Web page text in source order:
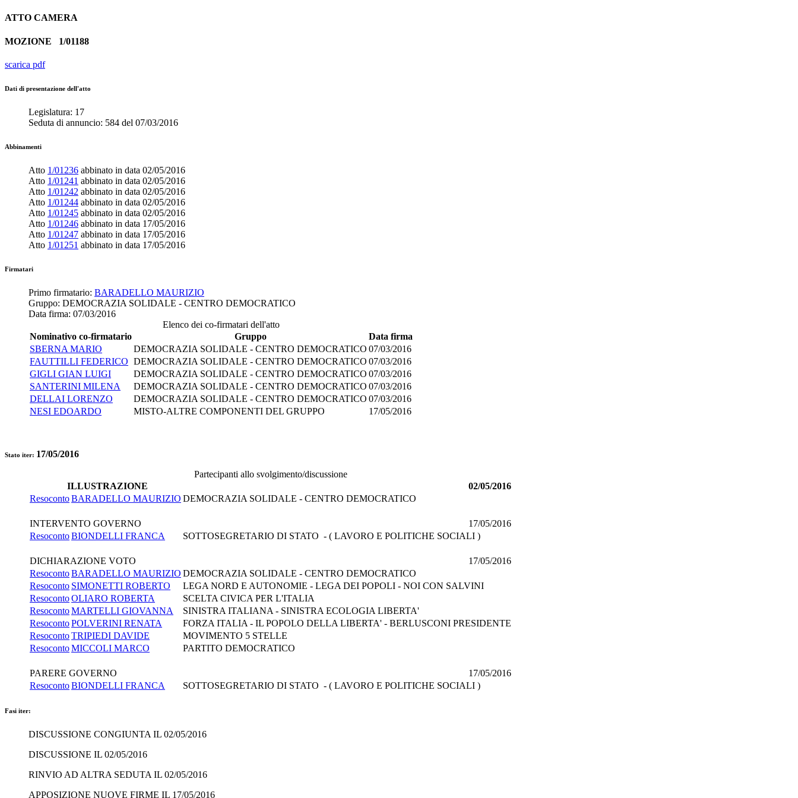
ATTO CAMERA
MOZIONE 1/01188
scarica pdf
Dati di presentazione dell'atto
Legislatura: 17
Seduta di annuncio: 584 del 07/03/2016
Abbinamenti
Atto 1/01236 abbinato in data 02/05/2016
Atto 1/01241 abbinato in data 02/05/2016
Atto 1/01242 abbinato in data 02/05/2016
Atto 1/01244 abbinato in data 02/05/2016
Atto 1/01245 abbinato in data 02/05/2016
Atto 1/01246 abbinato in data 17/05/2016
Atto 1/01247 abbinato in data 17/05/2016
Atto 1/01251 abbinato in data 17/05/2016
Firmatari
Primo firmatario: BARADELLO MAURIZIO
Gruppo: DEMOCRAZIA SOLIDALE - CENTRO DEMOCRATICO
Data firma: 07/03/2016
Elenco dei co-firmatari dell'atto
Nominativo co-firmatario
Gruppo
Data firma
SBERNA MARIO
DEMOCRAZIA SOLIDALE - CENTRO DEMOCRATICO 07/03/2016
FAUTTILLI FEDERICO DEMOCRAZIA SOLIDALE - CENTRO DEMOCRATICO 07/03/2016
GIGLI GIAN LUIGI
DEMOCRAZIA SOLIDALE - CENTRO DEMOCRATICO 07/03/2016
SANTERINI MILENA
DEMOCRAZIA SOLIDALE - CENTRO DEMOCRATICO 07/03/2016
DELLAI LORENZO
DEMOCRAZIA SOLIDALE - CENTRO DEMOCRATICO 07/03/2016
NESI EDOARDO
MISTO-ALTRE COMPONENTI DEL GRUPPO 17/05/2016
Stato iter: 17/05/2016
Partecipanti allo svolgimento/discussione
ILLUSTRAZIONE
02/05/2016
ResocontoBARADELLO MAURIZIO DEMOCRAZIA SOLIDALE - CENTRO DEMOCRATICO
INTERVENTO GOVERNO
17/05/2016
ResocontoBIONDELLI FRANCA SOTTOSEGRETARIO DI STATO - ( LAVORO E POLITICHE SOCIALI )
DICHIARAZIONE VOTO
17/05/2016
ResocontoBARADELLO MAURIZIO DEMOCRAZIA SOLIDALE - CENTRO DEMOCRATICO
Resoconto SIMONETTI ROBERTO
LEGA NORD E AUTONOMIE - LEGA DEI POPOLI - NOI CON SALVINI
ResocontoOLIARO ROBERTA
SCELTA CIVICA PER L'ITALIA
ResocontoMARTELLI GIOVANNA
SINISTRA ITALIANA - SINISTRA ECOLOGIA LIBERTA'
ResocontoPOLVERINI RENATA
FORZA ITALIA - IL POPOLO DELLA LIBERTA' - BERLUSCONI PRESIDENTE
ResocontoTRIPIEDI DAVIDE
MOVIMENTO 5 STELLE
ResocontoMICCOLI MARCO PARTITO DEMOCRATICO
PARERE GOVERNO
17/05/2016
ResocontoBIONDELLI FRANCA SOTTOSEGRETARIO DI STATO - ( LAVORO E POLITICHE SOCIALI )
Fasi iter:
DISCUSSIONE CONGIUNTA IL 02/05/2016
DISCUSSIONE IL 02/05/2016
RINVIO AD ALTRA SEDUTA IL 02/05/2016
APPOSIZIONE NUOVE FIRME IL 17/05/2016